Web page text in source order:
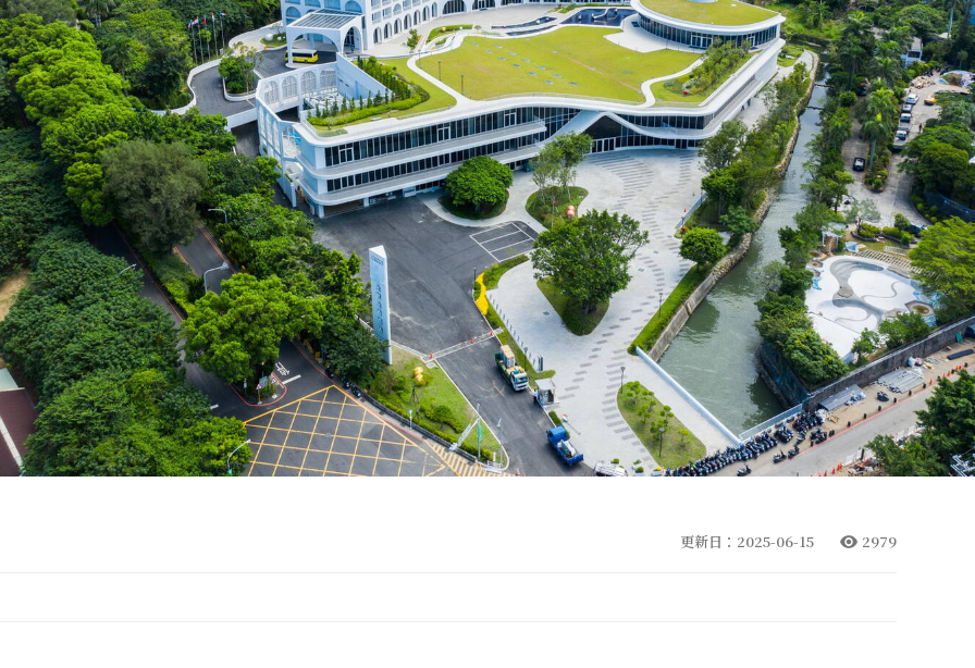
更新日：2025-06-15 2979